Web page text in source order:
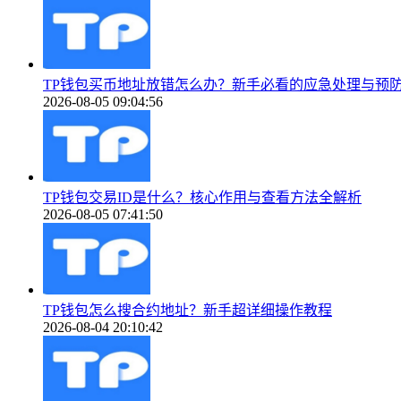
TP钱包买币地址放错怎么办？新手必看的应急处理与预
2026-08-05 09:04:56
TP钱包交易ID是什么？核心作用与查看方法全解析
2026-08-05 07:41:50
TP钱包怎么搜合约地址？新手超详细操作教程
2026-08-04 20:10:42